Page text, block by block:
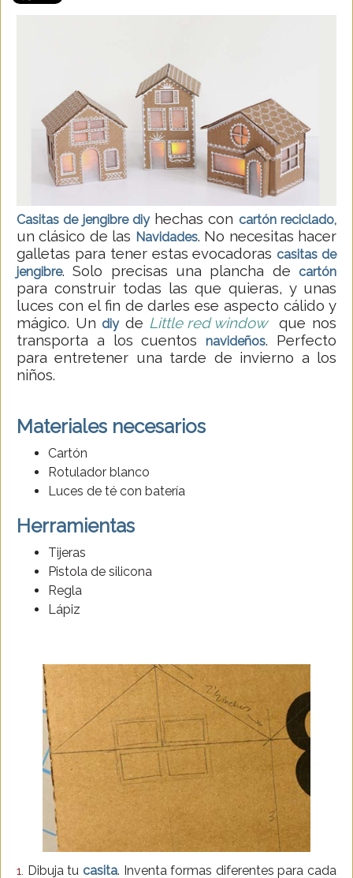
Casitas de jengibre diyhechas con cartón reciclado,
un clásico de las Navidades. No necesitas hacer
galletas para tener estas evocadoras casitas de
jengibre. Solo precisas una plancha de cartón
para construir todas las que quieras, y unas
luces con el fin de darles ese aspecto cálido y
mágico. Un diyde Little red window
que nos
transporta a los cuentosnavideños. Perfecto
para entretener una tarde de invierno a los
niños.
Materiales necesarios
Cartón
Rotulador blanco
Luces de té con batería
Herramientas
Tijeras
Pistola de silicona
Regla
Lápiz
1. Dibuja tu casita. Inventa formas diferentes para cada